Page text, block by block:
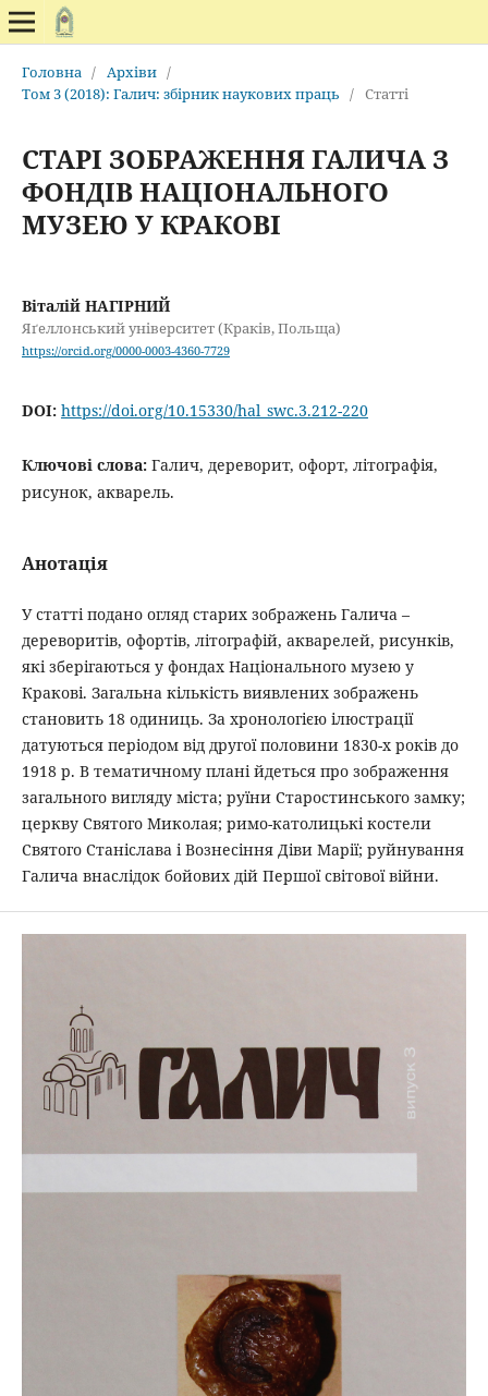
Головна / Архіви /
Том 3 (2018): Галич: збірник наукових праць / Статті
СТАРІ ЗОБРАЖЕННЯ ГАЛИЧА З
ФОНДІВ НАЦІОНАЛЬНОГО
МУЗЕЮ У КРАКОВІ
Віталій НАГІРНИЙ
Яґеллонський університет (Краків, Польща)
https://orcid.org/0000-0003-4360-7729
DOI: https://doi.org/10.15330/hal_swc.3.212-220
Ключові слова: Галич, дереворит, офорт, літографія,
рисунок, акварель.
Анотація
У статті подано огляд старих зображень Галича –
дереворитів, офортів, літографій, акварелей, рисунків,
які зберігаються у фондах Національного музею у
Кракові. Загальна кількість виявлених зображень
становить 18 одиниць. За хронологією ілюстрації
датуються періодом від другої половини 1830-х років до
1918 р. В тематичному плані йдеться про зображення
загального вигляду міста; руїни Старостинського замку;
церкву Святого Миколая; римо-католицькі костели
Святого Станіслава і Вознесіння Діви Марії; руйнування
Галича внаслідок бойових дій Першої світової війни.